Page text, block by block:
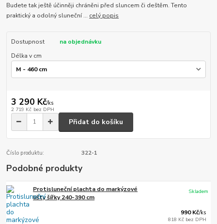
Budete tak ještě účinněji chráněni před sluncem či deštěm. Tento
praktický a odolný sluneční ... celý popis
Dostupnost
na objednávku
Délka v cm
3 290 Kč/ks
2 719 Kč bez DPH
Přidat do košíku
Číslo produktu: 322-1
Podobné produkty
Protisluneční plachta do markýzové
lišty šířky 240-390 cm
990 Kč/ks
818 Kč bez DPH
Skladem